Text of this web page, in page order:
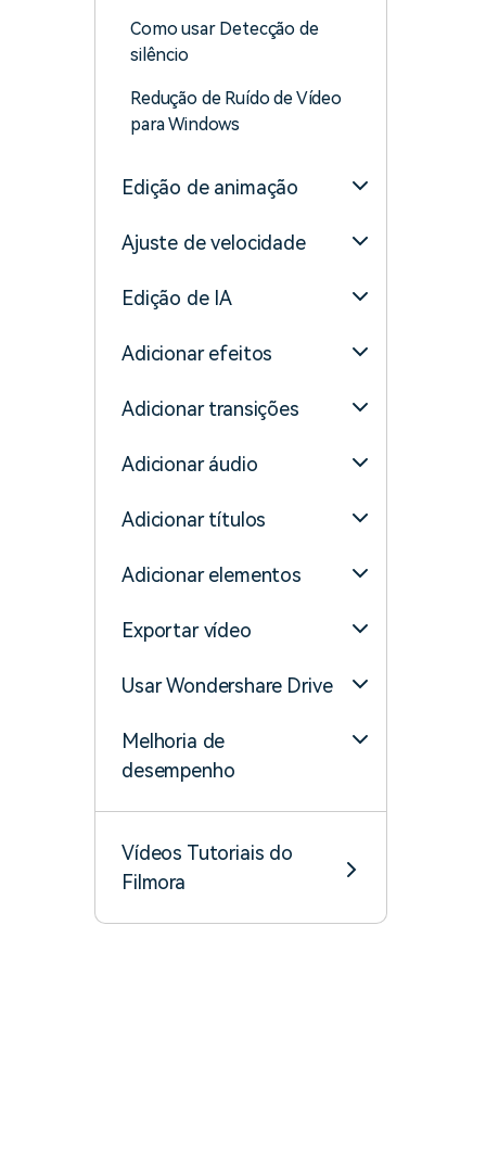
Como usar Detecção de
silêncio
Redução de Ruído de Vídeo
para Windows
Edição de animação
Ajuste de velocidade
Edição de IA
Adicionar efeitos
Adicionar transições
Adicionar áudio
Adicionar títulos
Adicionar elementos
Exportar vídeo
Usar Wondershare Drive
Melhoria de
desempenho
Vídeos Tutoriais do
Filmora